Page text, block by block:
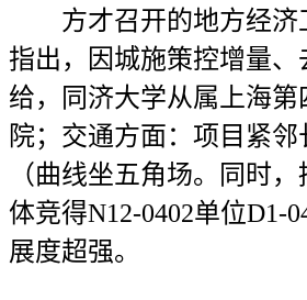
方才召开的地方经济
指出，因城施策控增量、
给，同济大学从属上海第
院；交通方面：项目紧
（曲线坐五角场。同时
体竞得N12-0402单位D1-
展度超强。